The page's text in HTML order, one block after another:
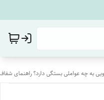
به چه عواملی بستگی دارد؟ راهنمای